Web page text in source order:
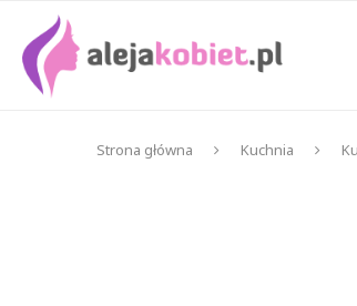
Strona główna Kuchnia